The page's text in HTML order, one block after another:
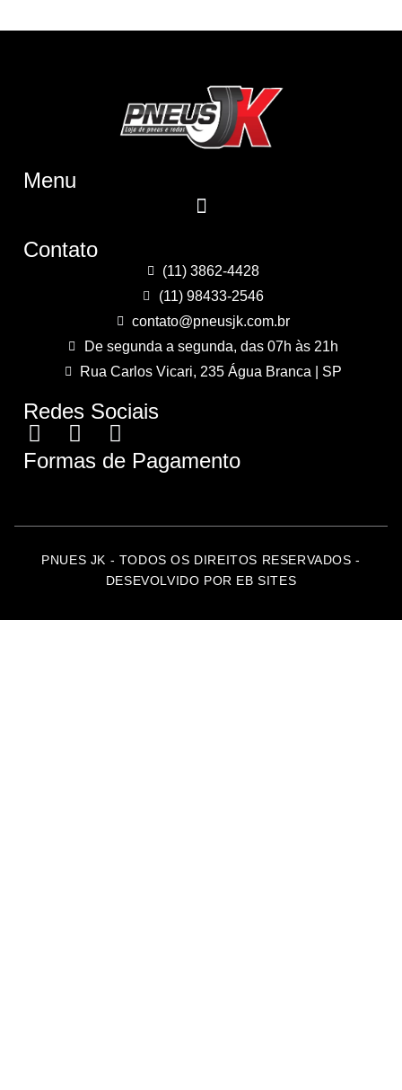
Menu
Contato
(11) 3862-4428
(11) 98433-2546
contato@pneusjk.com.br
De segunda a segunda, das 07h às 21h
Rua Carlos Vicari, 235 Água Branca | SP
Redes Sociais
Formas de Pagamento
PNUES JK - TODOS OS DIREITOS RESERVADOS -
DESEVOLVIDO POR EB SITES